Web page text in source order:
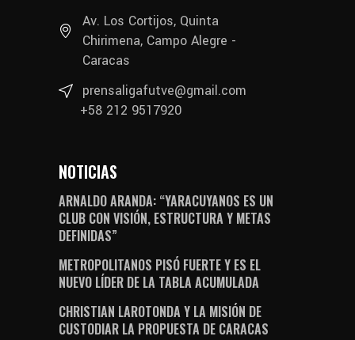
Av. Los Cortijos, Quinta
Chirimena, Campo Alegre -
Caracas
prensaligafutve@gmail.com
+58 212 9517920
NOTICIAS
ARNALDO ARANDA: “YARACUYANOS ES UN
CLUB CON VISIÓN, ESTRUCTURA Y METAS
DEFINIDAS”
METROPOLITANOS PISÓ FUERTE Y ES EL
NUEVO LÍDER DE LA TABLA ACUMULADA
CHRISTIAN LAROTONDA Y LA MISIÓN DE
CUSTODIAR LA PROPUESTA DE CARACAS